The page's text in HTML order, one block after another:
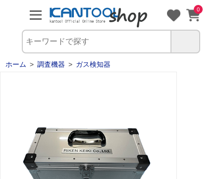
0
ホーム > 調査機器 > ガス検知器